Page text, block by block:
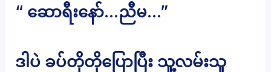
“ ဆောရီးနော်…ညီမ…”
ဒါပဲ ခပ်တိုတိုပြောပြီး သူ့လမ်းသူ